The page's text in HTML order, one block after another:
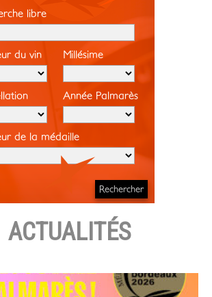
libre
du vin Millésime
Année Palmarès
de la médaille
ACTUALITÉS